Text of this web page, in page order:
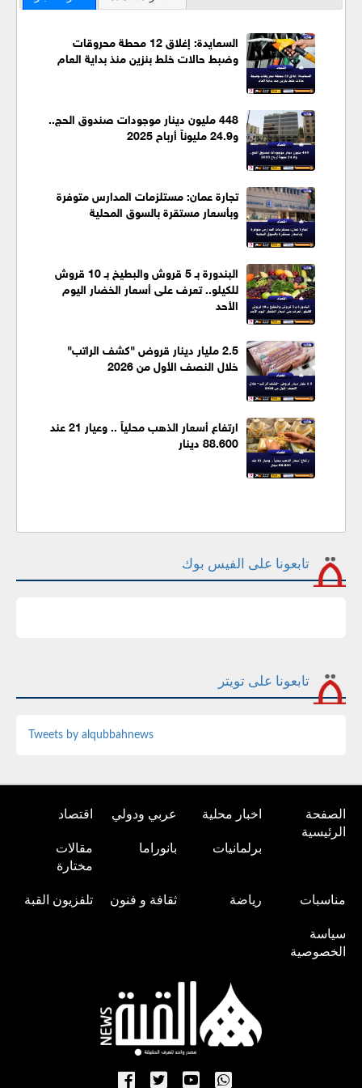
السعايدة: إغلاق 12 محطة محروقات
وضبط حالات خلط بنزين منذ بداية العام
448 مليون دينار موجودات صندوق الحج..
و24.9 مليوناً أرباح 2025
تجارة عمان: مستلزمات المدارس متوفرة
وبأسعار مستقرة بالسوق المحلية
البندورة بـ 5 قروش والبطيخ بـ 10 قروش
للكيلو.. تعرف على أسعار الخضار اليوم
الأحد
2.5 مليار دينار قروض "كشف الراتب"
خلال النصف الأول من 2026
ارتفاع أسعار الذهب محلياً .. وعيار 21 عند
88.600 دينار
تابعونا على الفيس بوك
تابعونا على تويتر
Tweets by alqubbahnews
الصفحة
الرئيسية
اخبار محلية عربي ودولي اقتصاد
برلمانيات بانوراما
مقالات
مختارة
مناسبات رياضة ثقافة و فنون تلفزيون القبة
سياسة
الخصوصية